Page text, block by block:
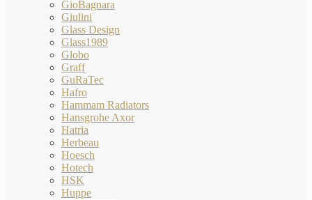
GioBagnara
Giulini
Glass Design
Glass1989
Globo
Graff
GuRaTec
Hafro
Hammam Radiators
Hansgrohe Axor
Hatria
Herbeau
Hoesch
Hotech
HSK
Huppe